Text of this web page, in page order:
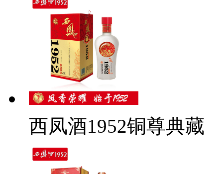
西凤酒1952铜尊典藏